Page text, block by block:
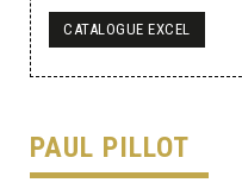
CATALOGUE EXCEL
PAUL PILLOT